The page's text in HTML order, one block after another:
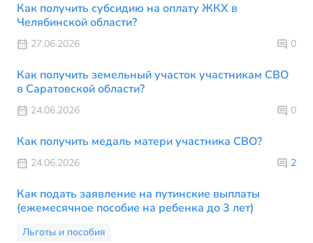
Как получить субсидию на оплату ЖКХ в
Челябинской области?
27.06.2026 0
Как получить земельный участок участникам СВО
в Саратовской области?
24.06.2026 0
Как получить медаль матери участника СВО?
24.06.2026 2
Как подать заявление на путинские выплаты
(ежемесячное пособие на ребенка до 3 лет)
Льготы и пособия